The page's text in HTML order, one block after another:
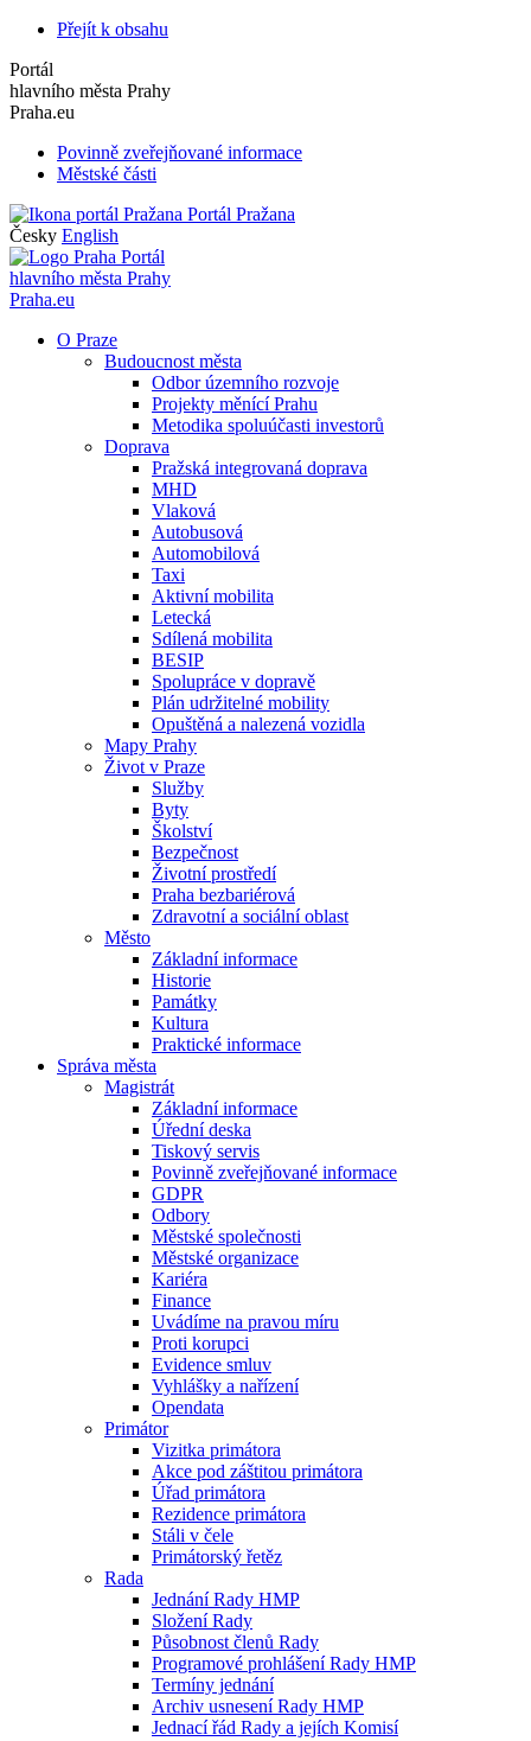
Přejít k obsahu
Portál
hlavního města Prahy
Praha.eu
Povinně zveřejňované informace
Městské části
Portál Pražana
Česky English
Portál
hlavního města Prahy
Praha.eu
O Praze
Budoucnost města
Odbor územního rozvoje
Projekty měnící Prahu
Metodika spoluúčasti investorů
Doprava
Pražská integrovaná doprava
MHD
Vlaková
Autobusová
Automobilová
Taxi
Aktivní mobilita
Letecká
Sdílená mobilita
BESIP
Spolupráce v dopravě
Plán udržitelné mobility
Opuštěná a nalezená vozidla
Mapy Prahy
Život v Praze
Služby
Byty
Školství
Bezpečnost
Životní prostředí
Praha bezbariérová
Zdravotní a sociální oblast
Město
Základní informace
Historie
Památky
Kultura
Praktické informace
Správa města
Magistrát
Základní informace
Úřední deska
Tiskový servis
Povinně zveřejňované informace
GDPR
Odbory
Městské společnosti
Městské organizace
Kariéra
Finance
Uvádíme na pravou míru
Proti korupci
Evidence smluv
Vyhlášky a nařízení
Opendata
Primátor
Vizitka primátora
Akce pod záštitou primátora
Úřad primátora
Rezidence primátora
Stáli v čele
Primátorský řetěz
Rada
Jednání Rady HMP
Složení Rady
Působnost členů Rady
Programové prohlášení Rady HMP
Termíny jednání
Archiv usnesení Rady HMP
Jednací řád Rady a jejích Komisí